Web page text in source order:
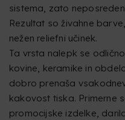
sistema, zato
Rezultat so živahne
nežen reliefni učinek.
Ta vrsta nalepk se
kovine, keramike in
dobro prenaša
kakovost tiska. Primerne
promocijske izdelke,